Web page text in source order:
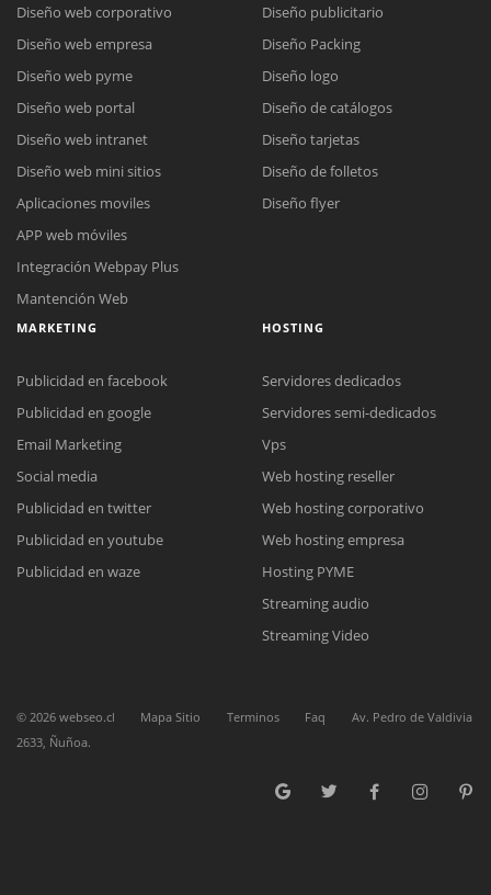
Reunión online
Nuestros ejecutivos le enviarán un correo electrónico con el enlace a
Meet para la reunión online.
Cotización
Complete el formulario y nos contactaremos a la brevedad.
Chat Online
para enviarnos un correo electrónico con sus datos personales.
Diseño web corporativo
Diseño web empresa
Diseño web pyme
Diseño web portal
Diseño web intranet
Diseño web mini sitios
Aplicaciones moviles
APP web móviles
Integración Webpay Plus
Mantención Web
Diseño publicitario
Diseño Packing
Diseño logo
Diseño de catálogos
Diseño tarjetas
Diseño de folletos
Diseño flyer
MARKETING
Publicidad en facebook
Publicidad en google
Email Marketing
Social media
Publicidad en twitter
Publicidad en youtube
Publicidad en waze
HOSTING
Servidores dedicados
Servidores semi-dedicados
Vps
Web hosting reseller
Web hosting corporativo
Web hosting empresa
Hosting PYME
Streaming audio
Streaming Video
© 2026 webseo.cl Mapa Sitio Terminos Faq
Av. Pedro de Valdivia
2633, Ñuñoa.